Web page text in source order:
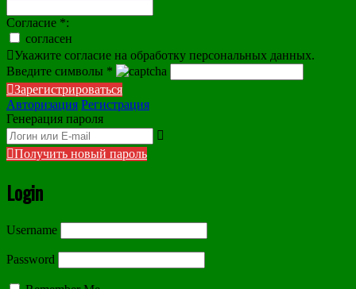
Согласие *:
согласен
Укажите согласие на обработку персональных данных.
Введите символы *
Зарегистрироваться
Авторизация Регистрация
Генерация пароля
Получить новый пароль
Login
Username
Password